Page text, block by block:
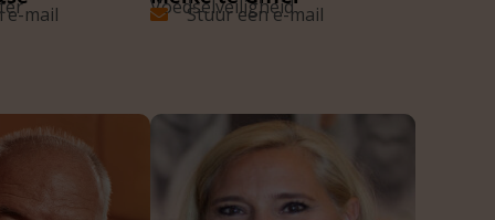
e-mail Voedselveiligheid
Stuur een e-mail